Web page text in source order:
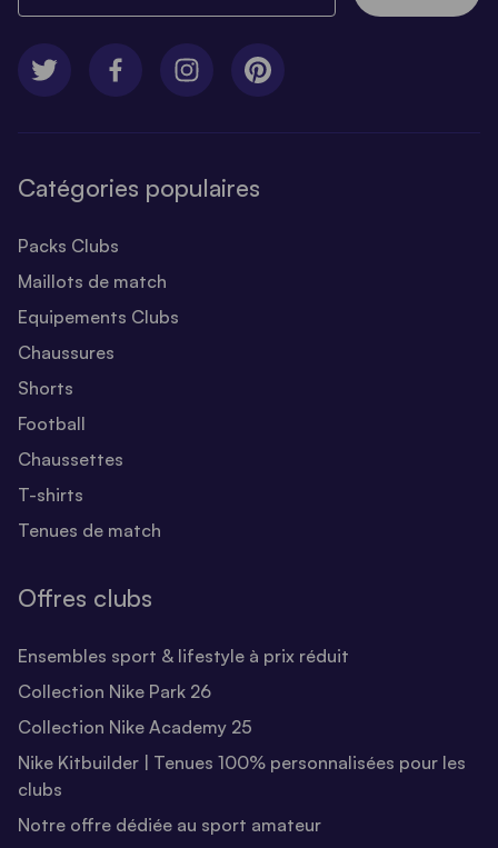
Catégories populaires
Packs Clubs
Maillots de match
Equipements Clubs
Chaussures
Shorts
Football
Chaussettes
T-shirts
Tenues de match
Offres clubs
Ensembles sport & lifestyle à prix réduit
Collection Nike Park 26
Collection Nike Academy 25
Nike Kitbuilder | Tenues 100% personnalisées pour les
clubs
Notre offre dédiée au sport amateur